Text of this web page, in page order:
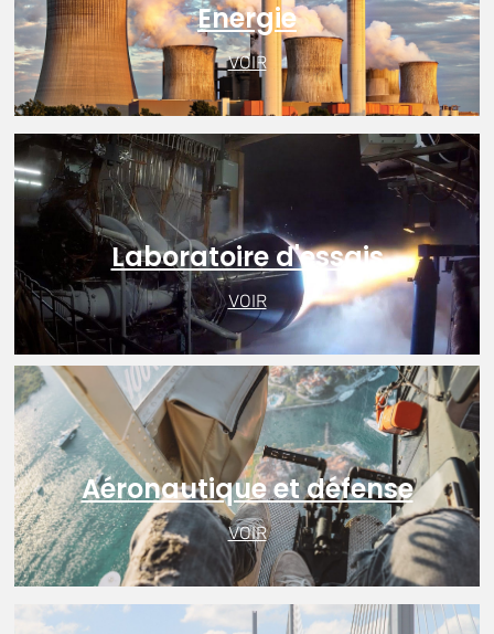
Energie
VOIR
Laboratoire d'essais
VOIR
Aéronautique et défense
VOIR